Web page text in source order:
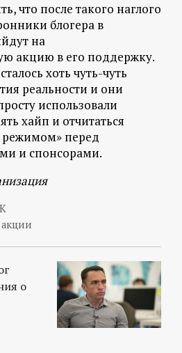
что после такого наглого
блогера в
на
акцию в его поддержку.
хоть чуть-чуть
реальности и они
использовали
хайп и отчитаться
режимом» перед
и спонсорами.
о